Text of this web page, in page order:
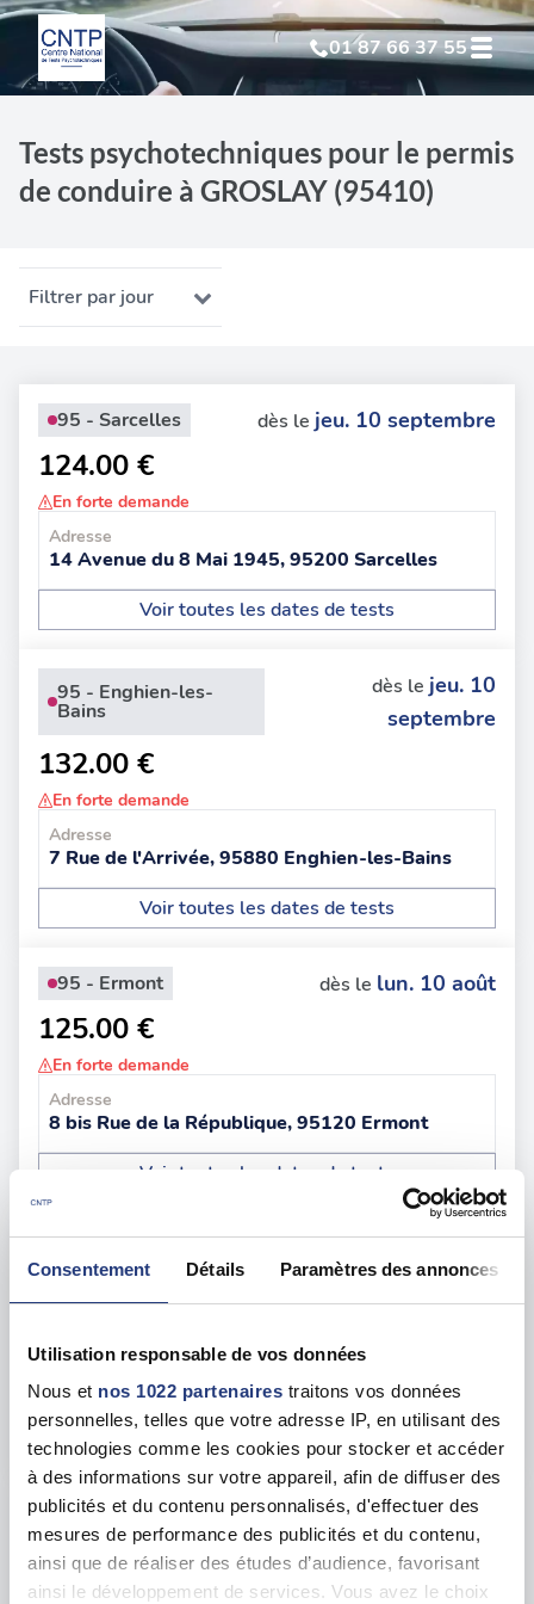
Consentement Détails Paramètres des annonces
Utilisation responsable de vos données
Nous et nos 1022 partenaires traitons vos données
personnelles, telles que votre adresse IP, en utilisant des
technologies comme les cookies pour stocker et accéder
à des informations sur votre appareil, afin de diffuser des
publicités et du contenu personnalisés, d'effectuer des
mesures de performance des publicités et du contenu,
ainsi que de réaliser des études d’audience, favorisant
ainsi le développement de services. Vous avez le choix
01 87 66 37 55
Test Psychotechniquesuite à annulation
Test Psychotechnique
Test Psychotechnique
Tests psychotechniques pour le permis
de conduire à GROSLAY (95410)
Filtrer par jour
95 - Sarcelles dès le jeu. 10 septembre
124.00 €
En forte demande
Adresse
14 Avenue du 8 Mai 1945, 95200 Sarcelles
Voir toutes les dates de tests
95 - Enghien-les-
Bains
dès le jeu. 10
septembre
132.00 €
En forte demande
Adresse
7 Rue de l'Arrivée, 95880 Enghien-les-Bains
Voir toutes les dates de tests
95 - Ermont dès le lun. 10 août
125.00 €
En forte demande
Adresse
8 bis Rue de la République, 95120 Ermont
Voir toutes les dates de tests
133.00 €
Adresse
1 Rue Ary Scheffer, 95100 Argenteuil
Voir toutes les dates de tests
95 - Puiseux-Pontoise dès le sam. 08 août
117.00 €
En forte demande